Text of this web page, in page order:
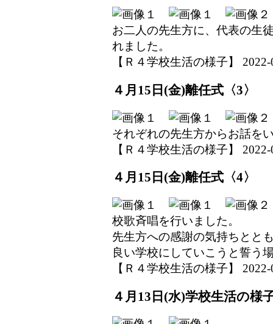
お二人の先生方に、代表の生
れました。
【Ｒ４学校生活の様子】
４月15日(金)離任式〈3〉
それぞれの先生方からお話を
【Ｒ４学校生活の様子】
４月15日(金)離任式〈4〉
校歌斉唱を行いました。
先生方への感謝の気持ちとと
良い学校にしていこうと誓う
【Ｒ４学校生活の様子】
４月13日(水)学校生活の様